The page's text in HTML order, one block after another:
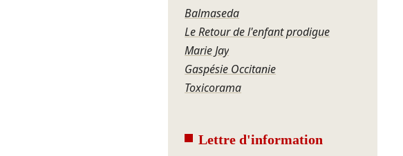
Balmaseda
Le Retour de l'enfant prodigue
Marie Jay
Gaspésie Occitanie
Toxicorama
Lettre d'information